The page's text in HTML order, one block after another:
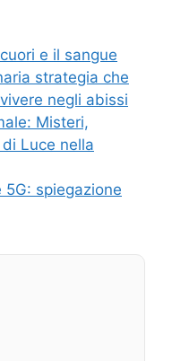
e il sangue
strategia che
negli abissi
Misteri,
Luce nella
spiegazione